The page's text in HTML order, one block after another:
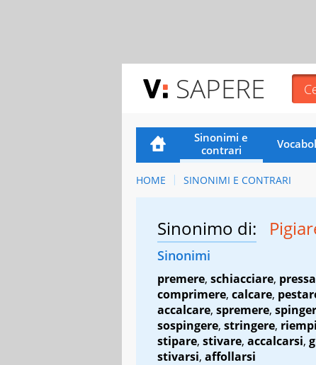
SAPERE
Sinonimi e
contrari
HOME SINONIMI E CONTRARI
Sinonimo di:
Sinonimi
premere, schiacciare,
comprimere, calcare,
accalcare, spremere,
sospingere, stringere,
stipare, stivare, accalcarsi,
stivarsi, affollarsi